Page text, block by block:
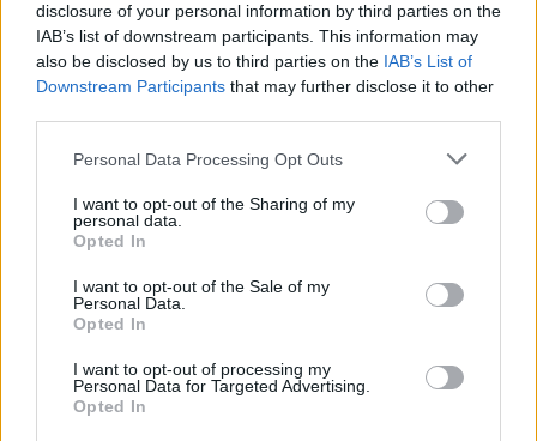
disclosure of your personal information by third parties on the
IAB’s list of downstream participants. This information may
also be disclosed by us to third parties on the IAB’s List of
Downstream Participants that may further disclose it to other
Personal Data Processing Opt Outs
I want to opt-out of the Sharing of my
personal data.
Opted In
I want to opt-out of the Sale of my
Personal Data.
Opted In
I want to opt-out of processing my
Personal Data for Targeted Advertising.
Opted In
Info
Tietosuojalauseke
Mediatiedot
RSS-ohje
Yhteistyössä
Jocka
Päivän Lehti
Lifestyle Viihde
StaraTV
Autot